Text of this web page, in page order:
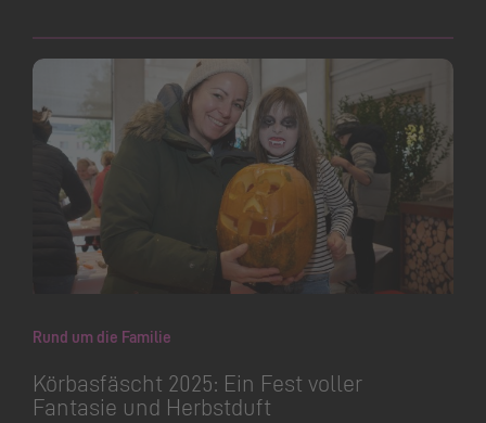
Rund um die Familie
Körbasfäscht 2025: Ein Fest voller
Fantasie und Herbstduft